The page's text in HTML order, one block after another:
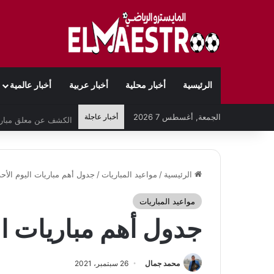
الرئيسية أخبار محلية أخبار عربية أخبار عالمية
الجمعة, أغسطس 7 2026 أخبار عاجلة
الرئيسية / مواعيد المباريات / جدول أهم مباريات اليوم الأحد 26-9-
مواعيد المباريات
جدول أهم مباريات اليوم
محمد جمال 26 سبتمبر، 2021